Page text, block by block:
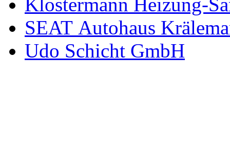
Klostermann Heizung-
SEAT Autohaus
Udo Schicht GmbH